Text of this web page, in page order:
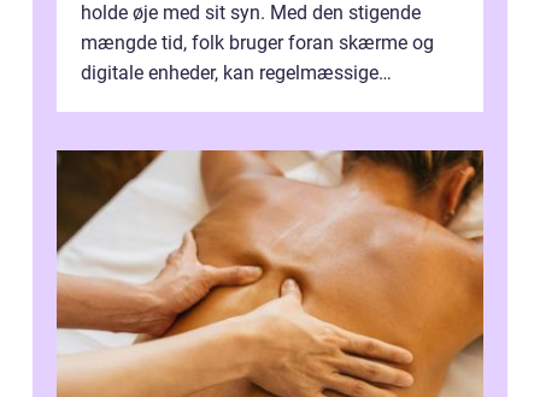
holde øje med sit syn. Med den stigende
mængde tid, folk bruger foran skærme og
digitale enheder, kan regelmæssige